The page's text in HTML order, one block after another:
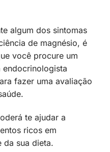
algum dos sintomas
de magnésio, é
você procure um
endocrinologista
fazer uma avaliação
te ajudar a
ricos em
da sua dieta.